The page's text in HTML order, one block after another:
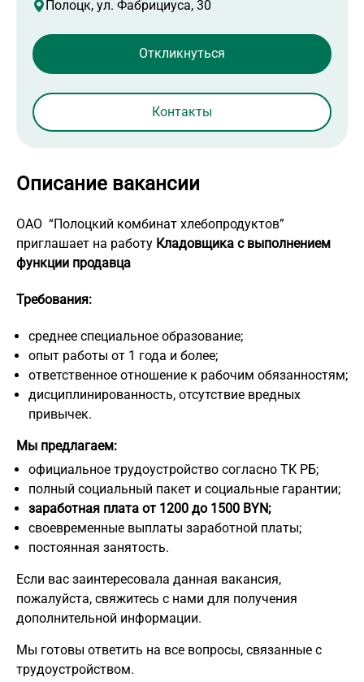
Полоцк, ул. Фабрициуса, 30
Контакты
Описание вакансии
ОАО “Полоцкий комбинат хлебопродуктов”
приглашает на работу Кладовщика с выполнением
функции продавца
Требования:
среднее специальное образование;
опыт работы от 1 года и более;
ответственное отношение к рабочим обязанностям;
дисциплинированность, отсутствие вредных
привычек.
Мы предлагаем:
официальное трудоустройство согласно ТК РБ;
полный социальный пакет и социальные гарантии;
заработная плата от 1200 до 1500 BYN;
своевременные выплаты заработной платы;
постоянная занятость.
Если вас заинтересовала данная вакансия,
пожалуйста, свяжитесь с нами для получения
дополнительной информации.
Мы готовы ответить на все вопросы, связанные с
трудоустройством.